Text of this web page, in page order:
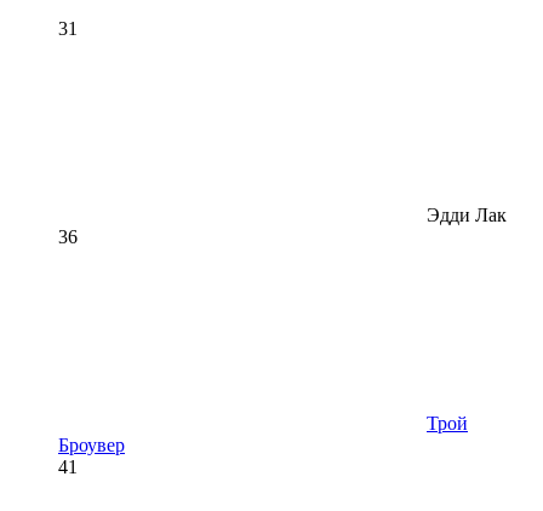
31
Эдди Лак
36
Трой
Броувер
41